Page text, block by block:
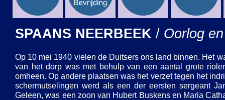
Op 10 mei 1940 vielen de Duitsers ons land binnen. Het
van het dorp was met behulp van een aantal grote
omheen. Op andere plaatsen was het verzet tegen het
schermutselingen werd als een der eersten sergeant
Geleen, was een zoon van Hubert Buskens en Maria
SPAANS NEERBEEK / Oorlog